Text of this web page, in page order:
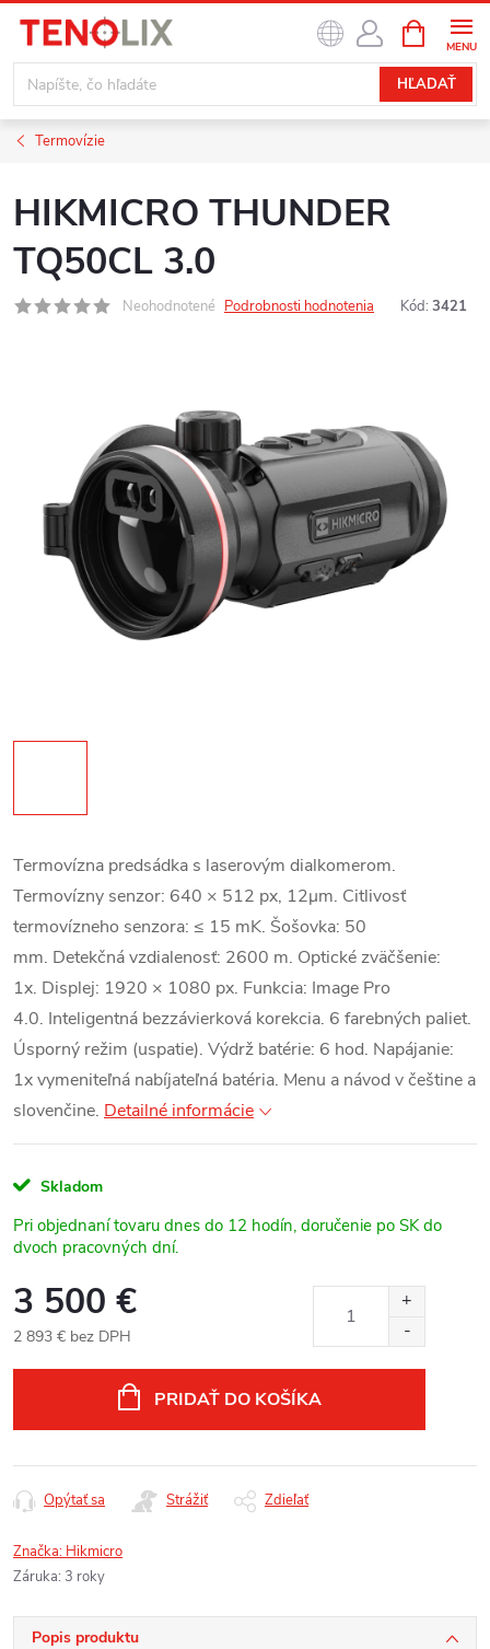
obsah
HĽADAŤ
KOŠÍK
Termovízie
HIKMICRO THUNDER
TQ50CL 3.0
Neohodnotené Podrobnosti hodnotenia Kód: 3421
Termovízna predsádka s laserovým dialkomerom.
Termovízny senzor: 640 × 512 px, 12μm. Citlivosť
termovízneho senzora: ≤ 15 mK. Šošovka: 50
mm. Detekčná vzdialenosť: 2600 m. Optické zväčšenie:
1x. Displej: 1920 × 1080 px. Funkcia: Image Pro
4.0. Inteligentná bezzávierková korekcia. 6 farebných paliet.
Úsporný režim (uspatie). Výdrž batérie: 6 hod. Napájanie:
1x vymeniteľná nabíjateľná batéria. Menu a návod v češtine a
slovenčine. Detailné informácie
Skladom
Pri objednaní tovaru dnes do 12 hodín, doručenie po SK do
dvoch pracovných dní.
3 500 €
2 893 € bez DPH
PRIDAŤ DO KOŠÍKA
Opýtať sa Strážiť Zdieľať
Značka: Hikmicro
Záruka: 3 roky
Popis produktu